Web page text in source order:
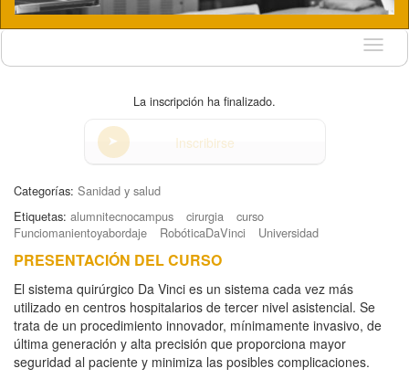
Idioma
La inscripción ha finalizado.
Inscribirse
Categorías: Sanidad y salud
Etiquetas: alumnitecnocampus cirurgia
curso
Funciomanientoyabordaje
RobóticaDaVinci Universidad
PRESENTACIÓN DEL CURSO
El sistema quirúrgico Da Vinci es un sistema cada vez más
utilizado en centros hospitalarios de tercer nivel asistencial. Se
trata de un procedimiento innovador, mínimamente invasivo, de
última generación y alta precisión que proporciona mayor
seguridad al paciente y minimiza las posibles complicaciones.